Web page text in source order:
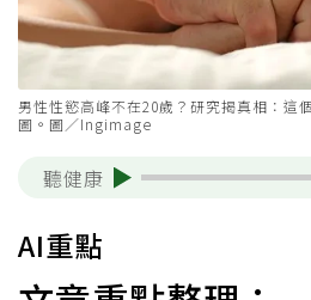
男性性慾高峰不在20歲？研究揭真相：這
圖。圖／Ingimage
聽健康
AI重點